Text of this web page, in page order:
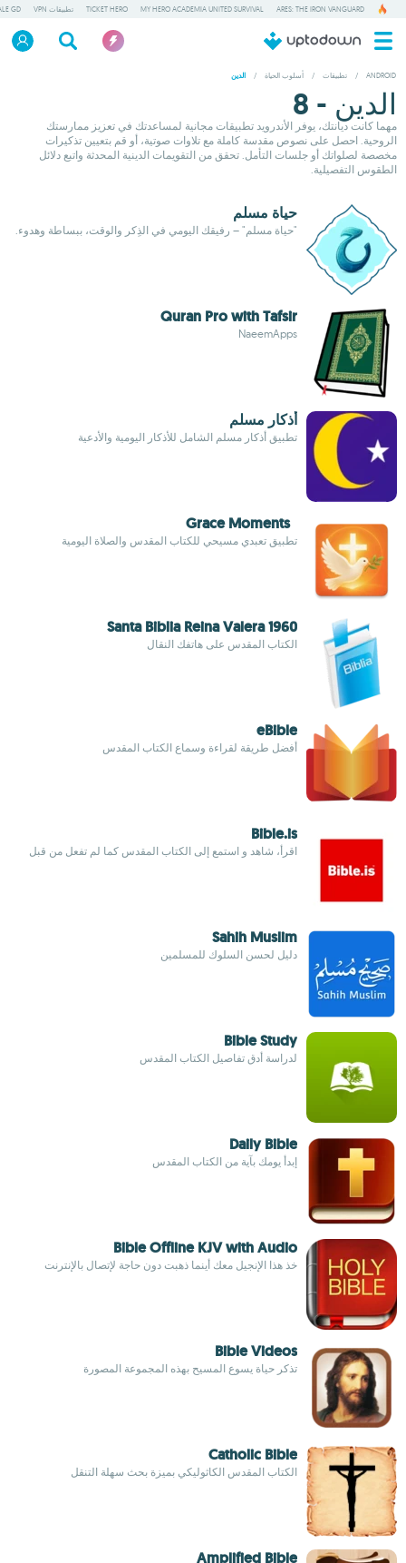
ARES: THE IRON VANGUARD
MY HERO ACADEMIA UNITED SURVIVAL
TICKET HERO تطبيقات VPN GD
ANDROID
/ تطبيقات / أسلوب الحياة / الدين
الدين - 8
مهما كانت ديانتك، يوفر الأندرويد تطبيقات مجانية لمساعدتك في تعزيز ممارستك
الروحية. احصل على نصوص مقدسة كاملة مع تلاوات صوتية، أو قم بتعيين تذكيرات
مخصصة لصلواتك أو جلسات التأمل. تحقق من التقويمات الدينية المحدثة واتبع دلائل
الطقوس التفصيلية.
حياة مسلم
"حياة مسلم" – رفيقك اليومي في الذِكر والوقت، ببساطة وهدوء.
Quran Pro with Tafsir
NaeemApps
أذكار مسلم
تطبيق أذكار مسلم الشامل للأذكار اليومية والأدعية
Grace Moments
تطبيق تعبدي مسيحي للكتاب المقدس والصلاة اليومية
Santa Biblia Reina Valera 1960
الكتاب المقدس على هاتفك النقال
eBible
أفضل طريقة لقراءة وسماع الكتاب المقدس
Bible.is
اقرأ، شاهد و استمع إلى الكتاب المقدس كما لم تفعل من قبل
Sahih Muslim
دليل لحسن السلوك للمسلمين
Bible Study
لدراسة أدق تفاصيل الكتاب المقدس
Daily Bible
إبدأ يومك بآية من الكتاب المقدس
Bible Offline KJV with Audio
خذ هذا الإنجيل معك أينما ذهبت دون حاجة لإتصال بالإنترنت
Bible Videos
تذكر حياة يسوع المسيح بهذه المجموعة المصورة
Catholic Bible
الكتاب المقدس الكاثوليكي بميزة بحث سهلة التنقل
Amplified Bible